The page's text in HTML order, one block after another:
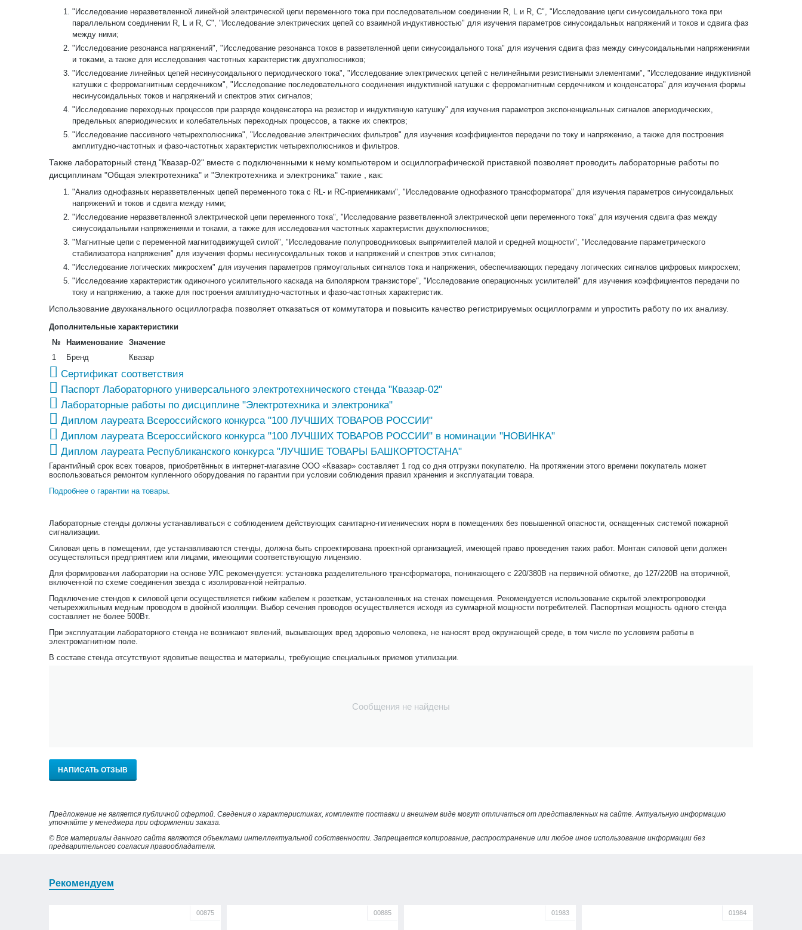
"Исследование неразветвленной линейной электрической цепи переменного тока при последовательном соединении R, L и R, C", "Исследование цепи синусоидального тока при
параллельном соединении R, L и R, C", "Исследование электрических цепей со взаимной индуктивностью" для изучения параметров синусоидальных напряжений и токов и сдвига фаз
между ними;
"Исследование резонанса напряжений", "Исследование резонанса токов в разветвленной цепи синусоидального тока" для изучения сдвига фаз между синусоидальными напряжениями
и токами, а также для исследования частотных характеристик двухполюсников;
"Исследование линейных цепей несинусоидального периодического тока", "Исследование электрических цепей с нелинейными резистивными элементами", "Исследование индуктивной
катушки с ферромагнитным сердечником", "Исследование последовательного соединения индуктивной катушки с ферромагнитным сердечником и конденсатора" для изучения формы
несинусоидальных токов и напряжений и спектров этих сигналов;
"Исследование переходных процессов при разряде конденсатора на резистор и индуктивную катушку" для изучения параметров экспоненциальных сигналов апериодических,
предельных апериодических и колебательных переходных процессов, а также их спектров;
"Исследование пассивного четырехполюсника", "Исследование электрических фильтров" для изучения коэффициентов передачи по току и напряжению, а также для построения
амплитудно-частотных и фазо-частотных характеристик четырехполюсников и фильтров.
Также лабораторный стенд "Квазар-02" вместе с подключенными к нему компьютером и осциллографической приставкой позволяет проводить лабораторные работы по
дисциплинам "Общая электротехника" и "Электротехника и электроника" такие , как:
"Анализ однофазных неразветвленных цепей переменного тока с RL- и RC-приемниками", "Исследование однофазного трансформатора" для изучения параметров синусоидальных
напряжений и токов и сдвига между ними;
"Исследование неразветвленной электрической цепи переменного тока", "Исследование разветвленной электрической цепи переменного тока" для изучения сдвига фаз между
синусоидальными напряжениями и токами, а также для исследования частотных характеристик двухполюсников;
"Магнитные цепи с переменной магнитодвижущей силой", "Исследование полупроводниковых выпрямителей малой и средней мощности", "Исследование параметрического
стабилизатора напряжения" для изучения формы несинусоидальных токов и напряжений и спектров этих сигналов;
"Исследование логических микросхем" для изучения параметров прямоугольных сигналов тока и напряжения, обеспечивающих передачу логических сигналов цифровых микросхем;
"Исследование характеристик одиночного усилительного каскада на биполярном транзисторе", "Исследование операционных усилителей" для изучения коэффициентов передачи по
току и напряжению, а также для построения амплитудно-частотных и фазо-частотных характеристик.
Использование двухканального осциллографа позволяет отказаться от коммутатора и повысить качество регистрируемых осциллограмм и упростить работу по их анализу.
Дополнительные характеристики
№
Наименование
Значение
1
Бренд Квазар
Сертификат соответствия
Паспорт Лабораторного универсального электротехнического стенда "Квазар-02"
Лабораторные работы по дисциплине "Электротехника и электроника"
Диплом лауреата Всероссийского конкурса "100 ЛУЧШИХ ТОВАРОВ РОССИИ"
Диплом лауреата Всероссийского конкурса "100 ЛУЧШИХ ТОВАРОВ РОССИИ" в номинации "НОВИНКА"
Диплом лауреата Республиканского конкурса "ЛУЧШИЕ ТОВАРЫ БАШКОРТОСТАНА"
Гарантийный срок всех товаров, приобретённых в интернет-магазине ООО «Квазар» составляет 1 год со дня отгрузки покупателю. На протяжении этого времени покупатель может
воспользоваться ремонтом купленного оборудования по гарантии при условии соблюдения правил хранения и эксплуатации товара.
Подробнее о гарантии на товары.
Лабораторные стенды должны устанавливаться с соблюдением действующих санитарно-гигиенических норм в помещениях без повышенной опасности, оснащенных системой пожарной
сигнализации.
Силовая цепь в помещении, где устанавливаются стенды, должна быть спроектирована проектной организацией, имеющей право проведения таких работ. Монтаж силовой цепи должен
осуществляться предприятием или лицами, имеющими соответствующую лицензию.
Для формирования лаборатории на основе УЛС рекомендуется: установка разделительного трансформатора, понижающего с 220/380В на первичной обмотке, до 127/220В на вторичной,
включенной по схеме соединения звезда с изолированной нейтралью.
Подключение стендов к силовой цепи осуществляется гибким кабелем к розеткам, установленных на стенах помещения. Рекомендуется использование скрытой электропроводки
четырехжильным медным проводом в двойной изоляции. Выбор сечения проводов осуществляется исходя из суммарной мощности потребителей. Паспортная мощность одного стенда
составляет не более 500Вт.
При эксплуатации лабораторного стенда не возникают явлений, вызывающих вред здоровью человека, не наносят вред окружающей среде, в том числе по условиям работы в
электромагнитном поле.
В составе стенда отсутствуют ядовитые вещества и материалы, требующие специальных приемов утилизации.
Сообщения не найдены
НАПИСАТЬ ОТЗЫВ
Предложение не является публичной офертой. Сведения о характеристиках, комплекте поставки и внешнем виде могут отличаться от представленных на сайте. Актуальную информацию
уточняйте у менеджера при оформлении заказа.
© Все материалы данного сайта являются объектами интеллектуальной собственности. Запрещается копирование, распространение или любое иное использование информации без
предварительного согласия правообладателя.
Рекомендуем
00875 00885 01983 01984